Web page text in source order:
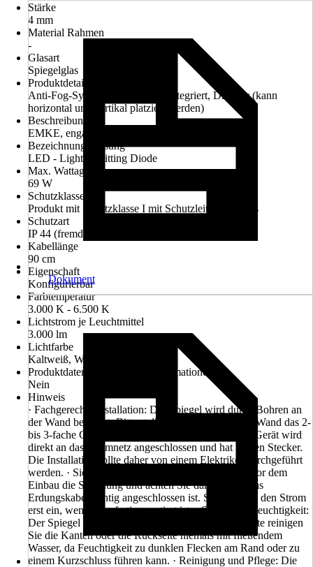
Stärke
4 mm
Material Rahmen
-
Glasart
Spiegelglas
Produktdetails
Anti-Fog-System, Beleuchtung integriert, Drehbar (kann
horizontal und vertikal platziert werden)
Beschreibung
EMKE, engagiert für ein besseres Leben zu Hause
Bezeichnung Fassung
LED - Light Ermitting Diode
Max. Wattage
69 W
Schutzklasse
Produkt mit Schutzklasse I mit Schutzleiteranschluss
Schutzart
IP 44 (fremdkörper- und spritzwassergeschützt)
Kabellänge
90 cm
Eigenschaft
Konfigurierbar
Farbtemperatur
3.000 K - 6.500 K
Lichtstrom je Leuchtmittel
3.000 lm
Lichtfarbe
Kaltweiß, Warmweiß
Produktdatenblatt mit EEK-Informationen
Nein
Hinweis
· Fachgerechte Installation: Der Spiegel wird durch Bohren an
der Wand befestigt. Bitte stellen Sie sicher, dass die Wand das 2-
bis 3-fache Gewicht des Spiegels tragen kann. Das Gerät wird
direkt an das Stromnetz angeschlossen und hat keinen Stecker.
Die Installation sollte daher von einem Elektriker durchgeführt
werden. · Sicherer Umgang mit Strom: Prüfen Sie vor dem
Einbau die Spannung und achten Sie darauf, dass das
Erdungskabel richtig angeschlossen ist. Schalten Sie den Strom
erst ein, wenn alles fertig montiert ist. · Schutz vor Feuchtigkeit:
Der Spiegel ist nach IP44 spritzwassergeschützt. Bitte reinigen
Sie die Kanten oder die Rückseite niemals mit fließendem
Wasser, da Feuchtigkeit zu dunklen Flecken am Rand oder zu
einem Kurzschluss führen kann. · Reinigung und Pflege: Die
Dokument